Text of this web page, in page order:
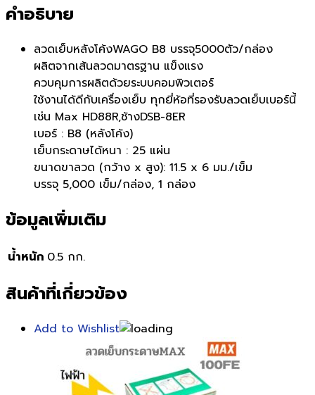
คำอธิบาย
ลวดเย็บหลังโค้งWAGO B8 บรรจุ5000ตัว/กล่อง
ผลิตจากเส้นลวดมาตรฐาน แข็งแรง
ควบคุมการผลิตด้วยระบบคอมพิวเตอร์
ใช้งานได้ดีกับเครื่องเย็บ ทุกยี่ห้อที่รองรับลวดเย็บเบอร์นี้
เช่น Max HD88R,ช้างDSB-8ER
เบอร์ : B8 (หลังโค้ง)
เย็บกระดาษได้หนา : 25 แผ่น
ขนาดขาลวด (กว้าง x สูง): 11.5 x 6 มม./เข็ม
บรรจุ 5,000 เข็ม/กล่อง, 1 กล่อง
ข้อมูลเพิ่มเติม
น้ำหนัก 0.5 กก.
สินค้าที่เกี่ยวข้อง
Add to Wishlist